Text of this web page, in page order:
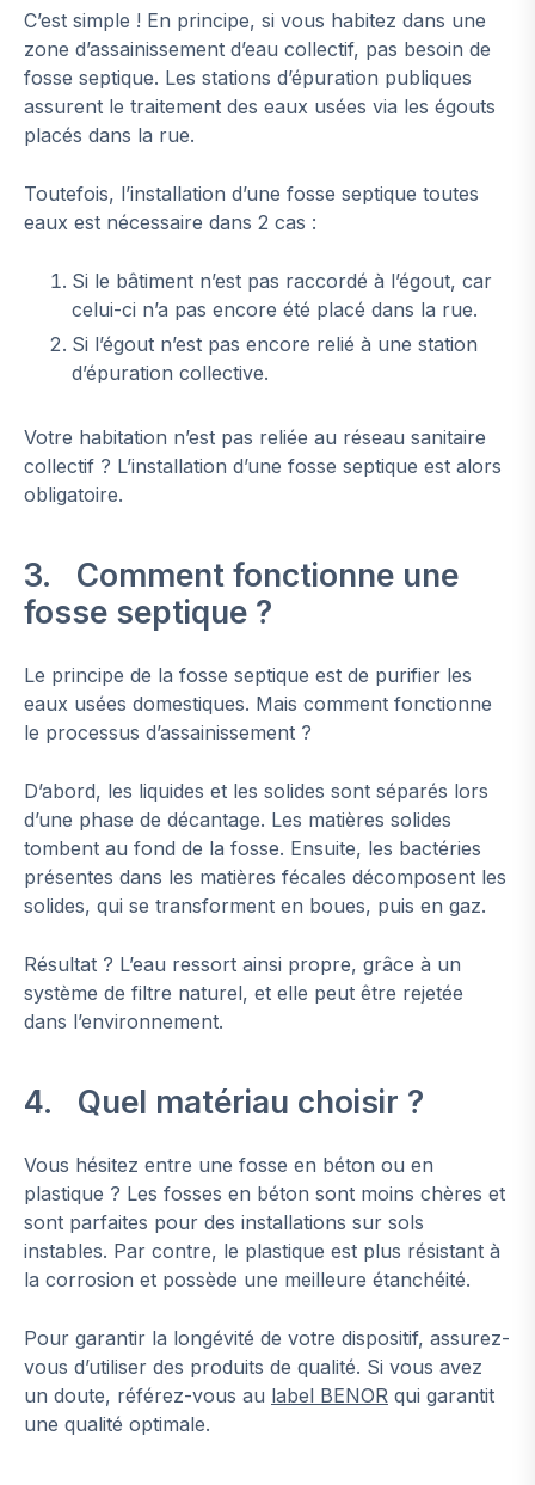
C’est simple ! En principe, si vous habitez dans une
zone d’assainissement d’eau collectif, pas besoin de
fosse septique. Les stations d’épuration publiques
assurent le traitement des eaux usées via les égouts
placés dans la rue.
Toutefois, l’installation d’une fosse septique toutes
eaux est nécessaire dans 2 cas :
Si le bâtiment n’est pas raccordé à l’égout, car
celui-ci n’a pas encore été placé dans la rue.
Si l’égout n’est pas encore relié à une station
d’épuration collective.
Votre habitation n’est pas reliée au réseau sanitaire
collectif ? L’installation d’une fosse septique est alors
obligatoire.
3. Comment fonctionne une
fosse septique ?
Le principe de la fosse septique est de purifier les
eaux usées domestiques. Mais comment fonctionne
le processus d’assainissement ?
D’abord, les liquides et les solides sont séparés lors
d’une phase de décantage. Les matières solides
tombent au fond de la fosse. Ensuite, les bactéries
présentes dans les matières fécales décomposent les
solides, qui se transforment en boues, puis en gaz.
Résultat ? L’eau ressort ainsi propre, grâce à un
système de filtre naturel, et elle peut être rejetée
dans l’environnement.
4. Quel matériau choisir ?
Vous hésitez entre une fosse en béton ou en
plastique ? Les fosses en béton sont moins chères et
sont parfaites pour des installations sur sols
instables. Par contre, le plastique est plus résistant à
la corrosion et possède une meilleure étanchéité.
Pour garantir la longévité de votre dispositif, assurez-
vous d’utiliser des produits de qualité. Si vous avez
un doute, référez-vous au label BENOR qui garantit
une qualité optimale.